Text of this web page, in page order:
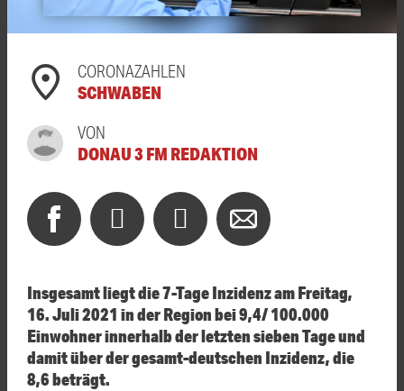
CORONAZAHLEN
SCHWABEN
VON
DONAU 3 FM REDAKTION
Insgesamt liegt die 7-Tage Inzidenz am Freitag,
16. Juli 2021 in der Region bei 9,4/ 100.000
Einwohner innerhalb der letzten sieben Tage und
damit über der gesamt-deutschen Inzidenz, die
8,6 beträgt.